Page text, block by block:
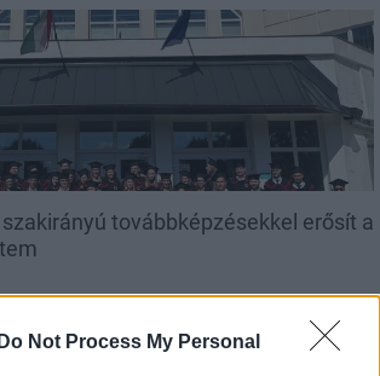
Do Not Process My Personal
továbbképzésekkel erősít a